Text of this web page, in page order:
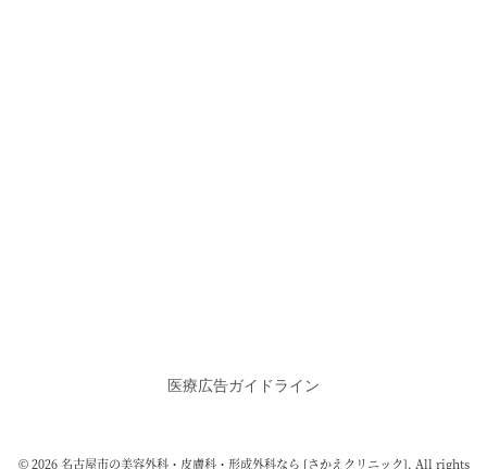
医療広告ガイドライン
© 2026 名古屋市の美容外科・皮膚科・形成外科なら [さかえクリニック]. All rights